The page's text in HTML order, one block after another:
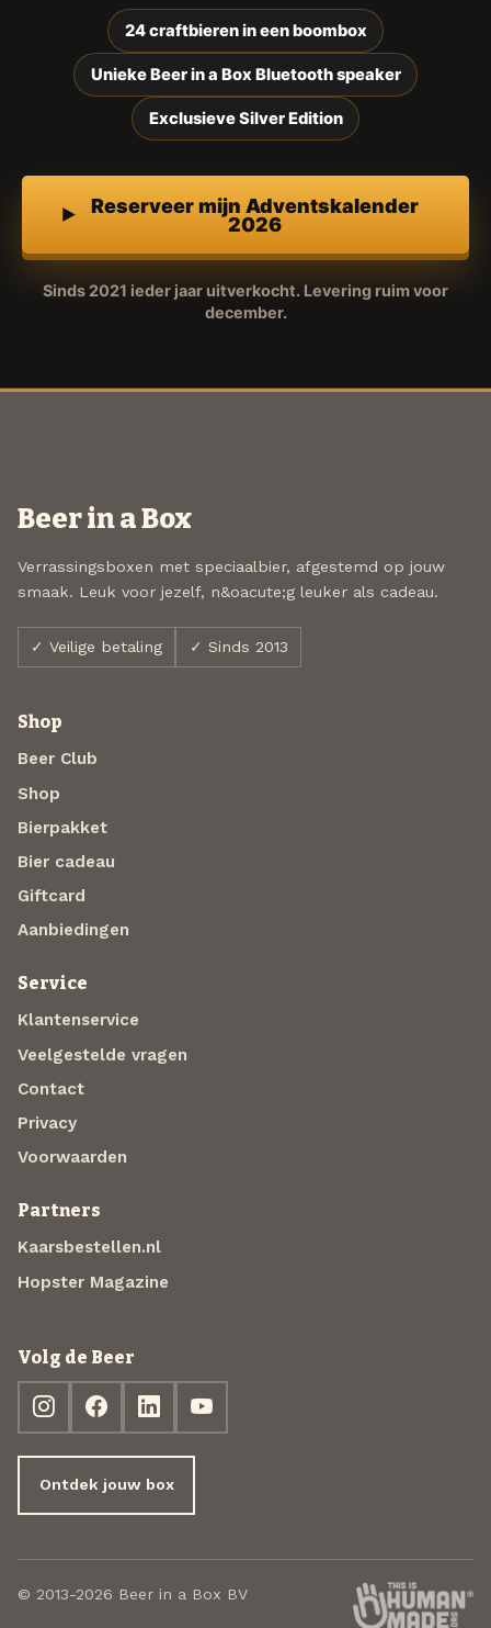
24 craftbieren in een boombox
Unieke Beer in a Box Bluetooth speaker
Exclusieve Silver Edition
Reserveer mijn Adventskalender
2026
Sinds 2021 ieder jaar uitverkocht. Levering ruim voor
december.
Beer in a Box
Verrassingsboxen met speciaalbier, afgestemd op jouw
smaak. Leuk voor jezelf, n&oacute;g leuker als cadeau.
✓ Veilige betaling ✓ Sinds 2013
Shop
Beer Club
Shop
Bierpakket
Bier cadeau
Giftcard
Aanbiedingen
Service
Klantenservice
Veelgestelde vragen
Contact
Privacy
Voorwaarden
Partners
Kaarsbestellen.nl
Hopster Magazine
Volg de Beer
Ontdek jouw box
© 2013-2026 Beer in a Box BV